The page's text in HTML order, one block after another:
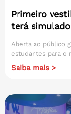
Primeiro
terá
Aberta ao público
estudantes para o
Saiba mais >